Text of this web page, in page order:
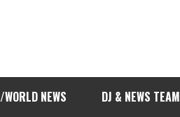
NEWS DJ & NEWS TEAM